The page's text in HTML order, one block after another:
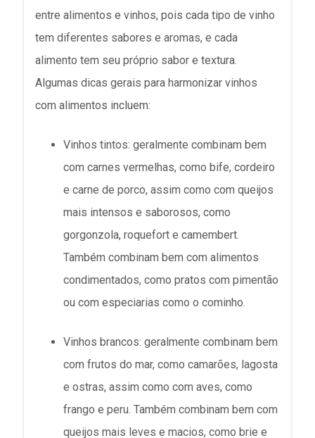
entre alimentos e vinhos, pois cada tipo de vinho
tem diferentes sabores e aromas, e cada
alimento tem seu próprio sabor e textura.
Algumas dicas gerais para harmonizar vinhos
com alimentos incluem:
Vinhos tintos: geralmente combinam bem
com carnes vermelhas, como bife, cordeiro
e carne de porco, assim como com queijos
mais intensos e saborosos, como
gorgonzola, roquefort e camembert.
Também combinam bem com alimentos
condimentados, como pratos com pimentão
ou com especiarias como o cominho.
Vinhos brancos: geralmente combinam bem
com frutos do mar, como camarões, lagosta
e ostras, assim como com aves, como
frango e peru. Também combinam bem com
queijos mais leves e macios, como brie e